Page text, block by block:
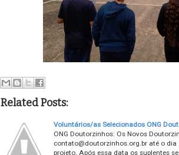
Related Posts:
Voluntários/as Selecionados ONG
ONG Doutorzinhos: Os Novos
contato@doutorzinhos.org.br até o
projeto. Após essa data os suplentes